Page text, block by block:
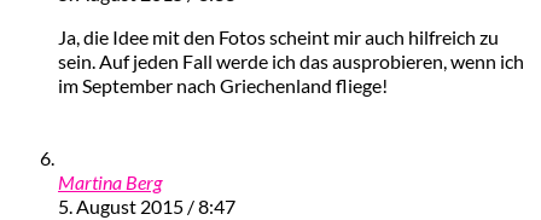
Ja, die Idee mit den Fotos scheint mir auch hilfreich zu
sein. Auf jeden Fall werde ich das ausprobieren, wenn ich
im September nach Griechenland fliege!
Martina Berg
5. August 2015 / 8:47